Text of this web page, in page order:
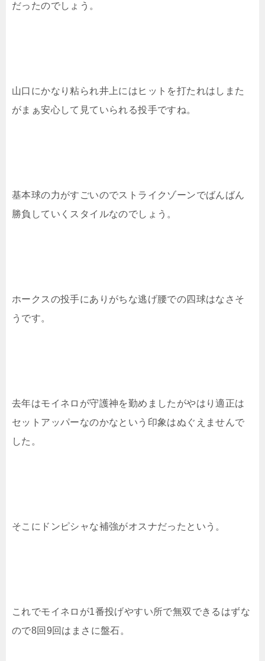
だったのでしょう。
山口にかなり粘られ井上にはヒットを打たれはしまた
がまぁ安心して見ていられる投手ですね。
基本球の力がすごいのでストライクゾーンでばんばん
勝負していくスタイルなのでしょう。
ホークスの投手にありがちな逃げ腰での四球はなさそ
うです。
去年はモイネロが守護神を勤めましたがやはり適正は
セットアッパーなのかなという印象はぬぐえませんで
した。
そこにドンピシャな補強がオスナだったという。
これでモイネロが1番投げやすい所で無双できるはずな
ので8回9回はまさに盤石。